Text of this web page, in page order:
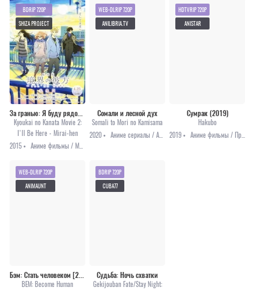
Kyoukai no Kanata Movie 2:
I'll Be Here - Mirai-hen
2015 •
BDRIP 720P
SHIZA PROJECT
Сомали и лесной дух
Somali to Mori no Kamisama
2020 •
WEB-DLRIP 720P
ANILIBRIA.TV
Сумрак (2019)
Hakubo
2019 •
HDTVRIP 720P
ANISTAR
BEM: Become Human
WEB-DLRIP 720P
ANIMAUNT
Судьба: Ночь схватки
Gekijouban Fate/Stay Night:
BDRIP 720P
CUBA77